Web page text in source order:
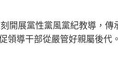
開展黨性黨風黨紀教導，
導干部從嚴管好親屬後